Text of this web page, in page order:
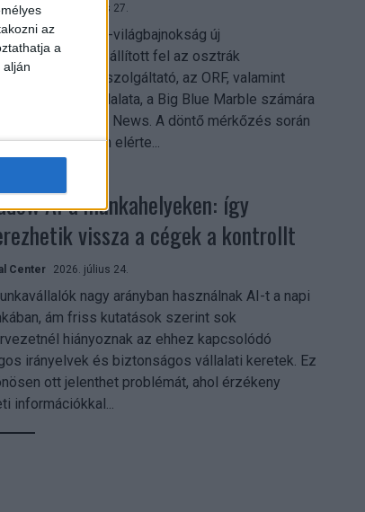
az
a
Center 2026. július 27.
os labdarúgó-világbajnokság új
állított fel az osztrák
műsorszolgáltató, az ORF, valamint
leányvállalata, a Big Blue Marble számára
a Broadband TV News. A döntő mérkőzés során
nézőszám elérte...
AI a munkahelyeken: így
vissza a cégek a kontrollt
Center 2026. július 24.
nagy arányban használnak AI-t a napi
ám friss kutatások szerint sok
hiányoznak az ehhez kapcsolódó
irányelvek és biztonságos vállalati keretek. Ez
ott jelenthet problémát, ahol érzékeny
információkkal...